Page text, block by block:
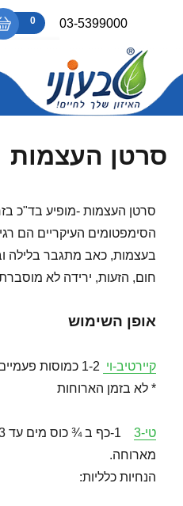
content
03-5399000
₪0
0
אין מוצרים בסל
סרטן העצמות
סרטן העצמות -מופיע בד"כ
הסימפטומים העיקריים הם
בעצמות, כאב מתגבר בלילה
חום, הזעות, ירידה לא
אופן השימוש
קיירטיב-וי
* לא בזמן הארוחות
טי-3
מארוחה.
הנחיות כלליות: